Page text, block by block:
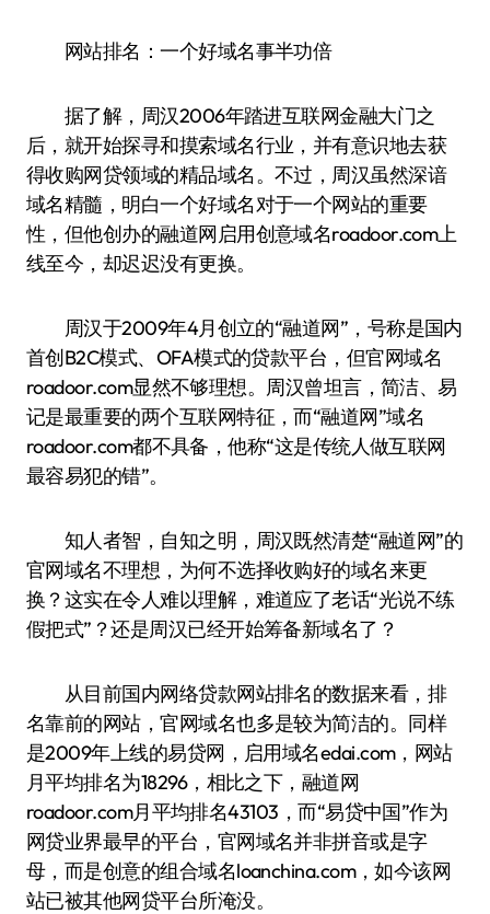
网站排名：一个好域名事半功倍
据了解，周汉2006年踏进互联网金融大门之
后，就开始探寻和摸索域名行业，并有意识地去获
得收购网贷领域的精品域名。不过，周汉虽然深谙
域名精髓，明白一个好域名对于一个网站的重要
性，但他创办的融道网启用创意域名roadoor.com上
线至今，却迟迟没有更换。
周汉于2009年4月创立的“融道网”，号称是国内
首创B2C模式、OFA模式的贷款平台，但官网域名
roadoor.com显然不够理想。周汉曾坦言，简洁、易
记是最重要的两个互联网特征，而“融道网”域名
roadoor.com都不具备，他称“这是传统人做互联网
最容易犯的错”。
知人者智，自知之明，周汉既然清楚“融道网”的
官网域名不理想，为何不选择收购好的域名来更
换？这实在令人难以理解，难道应了老话“光说不练
假把式”？还是周汉已经开始筹备新域名了？
从目前国内网络贷款网站排名的数据来看，排
名靠前的网站，官网域名也多是较为简洁的。同样
是2009年上线的易贷网，启用域名edai.com，网站
月平均排名为18296，相比之下，融道网
roadoor.com月平均排名43103，而“易贷中国”作为
网贷业界最早的平台，官网域名并非拼音或是字
母，而是创意的组合域名loanchina.com，如今该网
站已被其他网贷平台所淹没。